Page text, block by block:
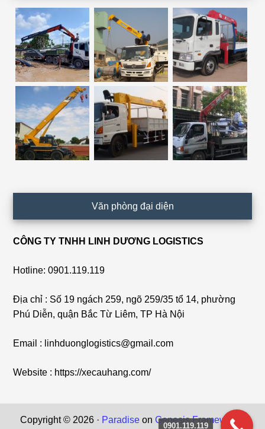
Văn phòng đại diện
CÔNG TY TNHH LINH DƯƠNG LOGISTICS
Hotline: 0901.119.119
Địa chỉ : Số 19 ngách 259, ngõ 259/35 tổ 14, phường
Phú Diễn, quận Bắc Từ Liêm, TP Hà Nội
Email : linhduonglogistics@gmail.com
Website : https://xecauhang.com/
Copyright © 2026 · Paradise on Genesis Framework
0901.119.119